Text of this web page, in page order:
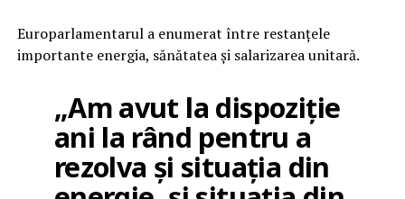
Europarlamentarul a enumerat între restanțele
importante energia, sănătatea și salarizarea unitară.
„Am avut la dispoziție
ani la rând pentru a
rezolva și situația din